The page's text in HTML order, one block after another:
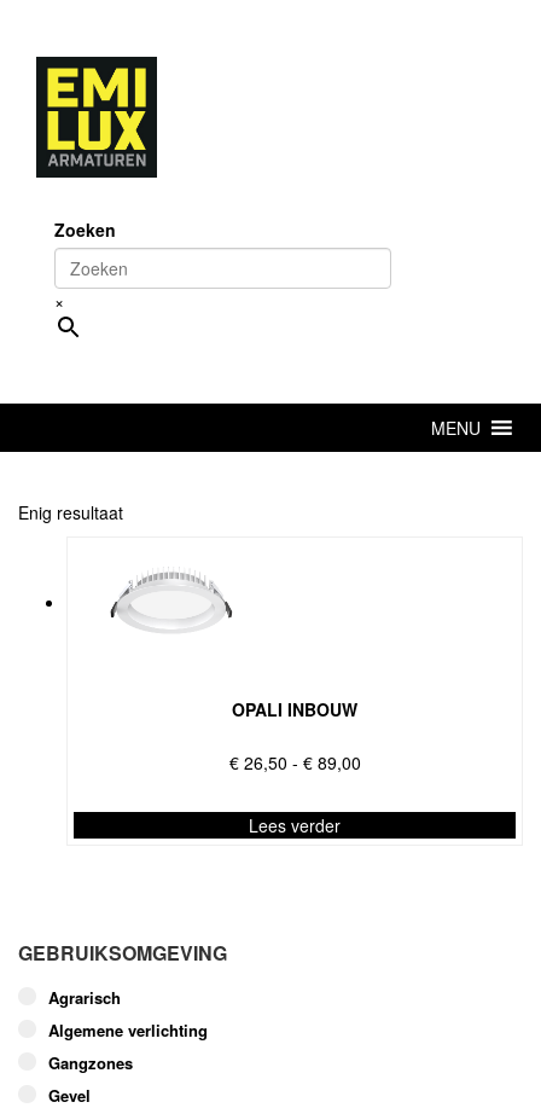
content
Zoeken
×
MENU
Enig resultaat
OPALI INBOUW
€26,50 - €89,00Prijsklasse:
tot
€ 89,00
Lees verder
variaties.
optie
kan
gekozen
worden
GEBRUIKSOMGEVING
Agrarisch
Algemene verlichting
Gangzones
Gevel